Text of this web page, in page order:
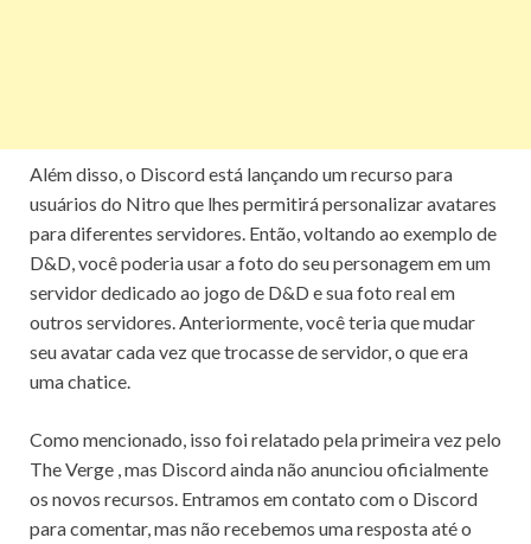
Além disso, o Discord está lançando um recurso para
usuários do Nitro que lhes permitirá personalizar avatares
para diferentes servidores. Então, voltando ao exemplo de
D&D, você poderia usar a foto do seu personagem em um
servidor dedicado ao jogo de D&D e sua foto real em
outros servidores.Anteriormente, você teria que mudar
seu avatar cada vez que trocasse de servidor, o que era
uma chatice.
Como mencionado, isso foi relatado pela primeira vez pelo
The Verge , mas Discord ainda não anunciou oficialmente
os novos recursos. Entramos em contato com o Discord
para comentar, mas não recebemos uma resposta até o